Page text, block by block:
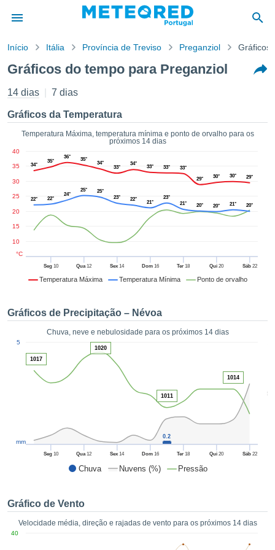
da
foi
por
para
que as
a este
das
e
forma
digital
fornecer-
de alta
o
no
como
ACEITAR
CONTINUAR
Início Itália Província de Treviso Preganziol Gráficos
Gráficos do tempo para Preganziol
14 dias 7 dias
Gráficos da Temperatura
Temperatura Máxima, temperatura mínima e ponto de orvalho para os
próximos 14 dias
Temperatura Máxima Temperatura Mínima Ponto de orvalho
Seg10 Qua12 Sex 14 Dom16 Ter 18 Qui 20 Sáb22
10
15
20
25
30
35
40
°C
34°
35°
36° 35°
34°
33°
34°
33° 33°
33°
29°
30° 30° 29°
22° 22°
24°
25°
25°
23°
22°
21°
23°
21°
20° 20° 21° 20°
Gráficos de Precipitação – Névoa
Chuva, neve e nebulosidade para os próximos 14 dias
Chuva Nuvens (%) Pressão
50
Seg10 Qua12 Sex 14 Dom16 Ter 18 Qui 20 Sáb22
5
mm
0.2
1017
1020
1011
1014
Gráfico de Vento
Velocidade média, direção e rajadas de vento para os próximos 14 dias
40